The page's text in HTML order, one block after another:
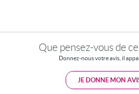
Que pensez-vous de
Donnez-nous votre avis, il
JE DONNE MON